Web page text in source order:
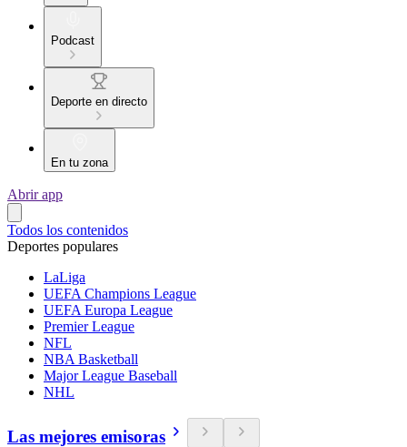
Podcast
Deporte en directo
En tu zona
Abrir app
Todos los contenidos
Deportes populares
LaLiga
UEFA Champions League
UEFA Europa League
Premier League
NFL
NBA Basketball
Major League Baseball
NHL
Las mejores emisoras